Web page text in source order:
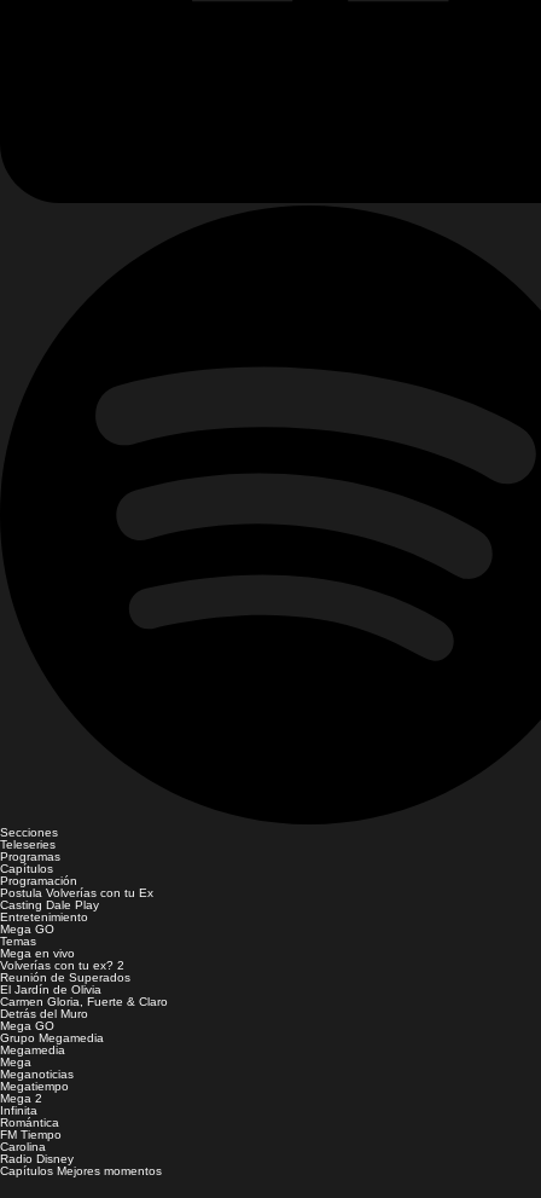
Secciones
Teleseries
Programas
Capítulos
Programación
Postula Volverías con tu Ex
Casting Dale Play
Entretenimiento
Mega GO
Temas
Mega en vivo
Volverías con tu ex? 2
Reunión de Superados
El Jardín de Olivia
Carmen Gloria, Fuerte & Claro
Detrás del Muro
Mega GO
Grupo Megamedia
Megamedia
Mega
Meganoticias
Megatiempo
Mega 2
Infinita
Romántica
FM Tiempo
Carolina
Radio Disney
Capítulos Mejores momentos